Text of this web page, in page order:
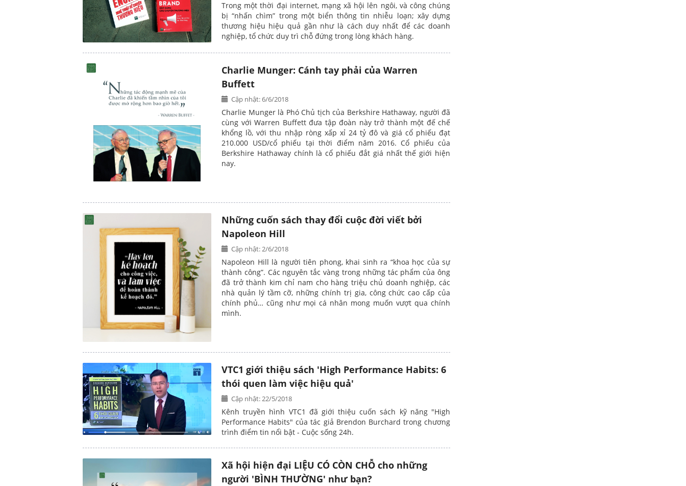
Trong một thời đại internet, mạng xã hội lên ngôi, và công chúng
bị “nhấn chìm” trong một biển thông tin nhiễu loạn; xây dựng
thương hiệu hiệu quả gần như là cách duy nhất để các doanh
nghiệp, tổ chức duy trì chỗ đứng trong lòng khách hàng.
Charlie Munger: Cánh tay phải của Warren
Buffett
Cập nhật: 6/6/2018
Charlie Munger là Phó Chủ tịch của Berkshire Hathaway, người đã
cùng với Warren Buffett đưa tập đoàn này trở thành một đế chế
khổng lồ, với thu nhập ròng xấp xỉ 24 tỷ đô và giá cổ phiếu đạt
210.000 USD/cổ phiếu tại thời điểm năm 2016. Cổ phiếu của
Berkshire Hathaway chính là cổ phiếu đắt giá nhất thế giới hiện
nay.
Những cuốn sách thay đổi cuộc đời viết bởi
Napoleon Hill
Cập nhật: 2/6/2018
Napoleon Hill là người tiên phong, khai sinh ra “khoa học của sự
thành công”. Các nguyên tắc vàng trong những tác phẩm của ông
đã trở thành kim chỉ nam cho hàng triệu chủ doanh nghiệp, các
nhà quản lý tầm cỡ, những chính trị gia, công chức cao cấp của
chính phủ… cũng như mọi cá nhân mong muốn vượt qua chính
mình.
VTC1 giới thiệu sách 'High Performance Habits: 6
thói quen làm việc hiệu quả'
Cập nhật: 22/5/2018
Kênh truyền hình VTC1 đã giới thiệu cuốn sách kỹ năng "High
Performance Habits" của tác giả Brendon Burchard trong chương
trình điểm tin nổi bật - Cuộc sống 24h.
Xã hội hiện đại LIỆU CÓ CÒN CHỖ cho những
người 'BÌNH THƯỜNG' như bạn?